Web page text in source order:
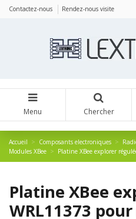
Contactez-nous Rendez-nous visite
Menu Chercher
Accueil Composants electroniques
Modules XBee
Platine XBee explorer
Platine XBee
WRL11373
Panneau de gestion des cookies